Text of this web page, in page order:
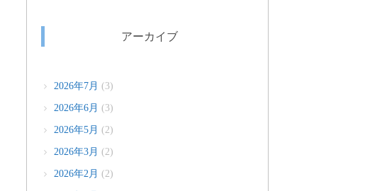
アーカイブ
2026年7月 (3)
2026年6月 (3)
2026年5月 (2)
2026年3月 (2)
2026年2月 (2)